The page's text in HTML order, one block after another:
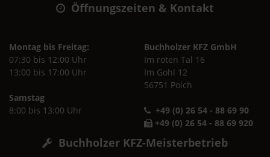
Öffnungszeiten & Kontakt
Montag bis Freitag:
07:30 bis 12:00 Uhr
13:00 bis 17:00 Uhr
Samstag
8:00 bis 13:00 Uhr
Buchholzer KFZ GmbH
Im roten Tal 16
Im Gohl 12
56751 Polch
+49 (0) 26 54 - 88 69 90
+49 (0) 26 54 - 88 69 920
Buchholzer KFZ-Meisterbetrieb